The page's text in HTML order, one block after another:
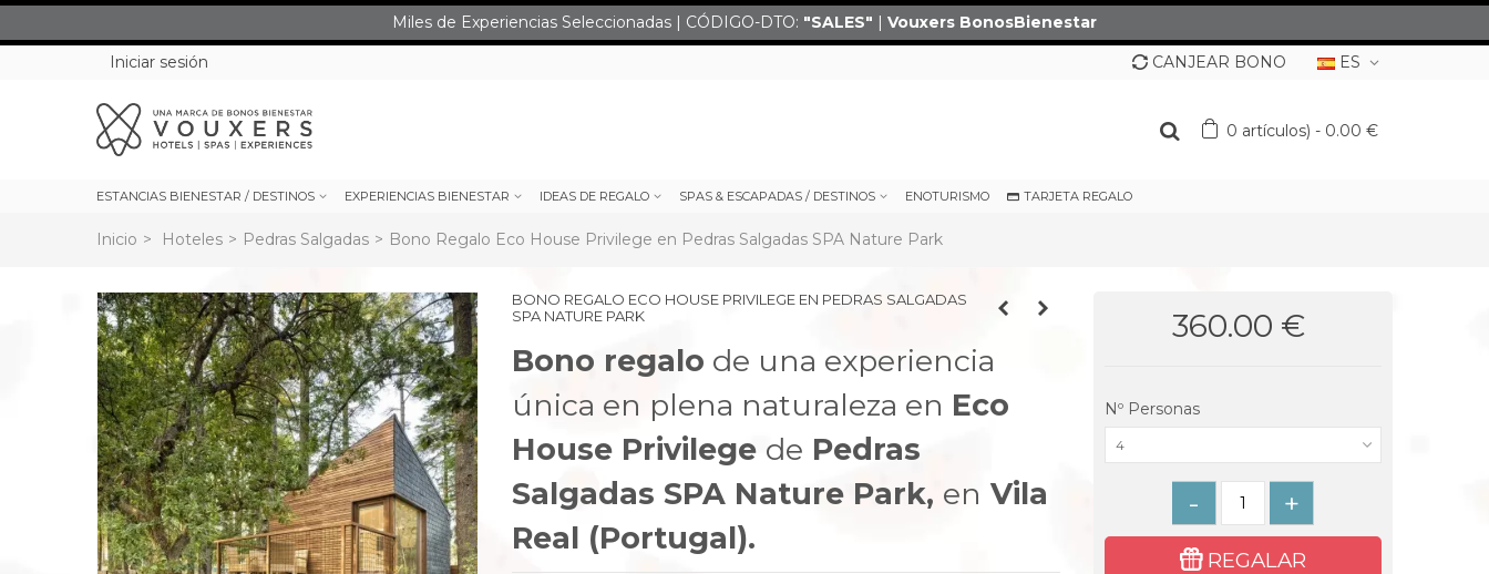
Miles de Experiencias Seleccionadas | CÓDIGO-DTO: "SALES" | Vouxers BonosBienestar
Iniciar sesión
ES
CANJEAR BONO
0 artículos) - 0.00 €
ESTANCIAS BIENESTAR / DESTINOS EXPERIENCIAS BIENESTAR IDEAS DE REGALO SPAS & ESCAPADAS / DESTINOS ENOTURISMO TARJETA REGALO
Inicio > Hoteles > Pedras Salgadas > Bono Regalo Eco House Privilege en Pedras Salgadas SPA Nature Park
next
BONO REGALO ECO HOUSE PRIVILEGE EN PEDRAS SALGADAS
SPA NATURE PARK
Bono regalo de una experiencia
única en plena naturaleza en Eco
House Privilege de Pedras
Salgadas SPA Nature Park, en Vila
Real (Portugal).
360.00 €
Nº Personas
4
- +
REGALAR